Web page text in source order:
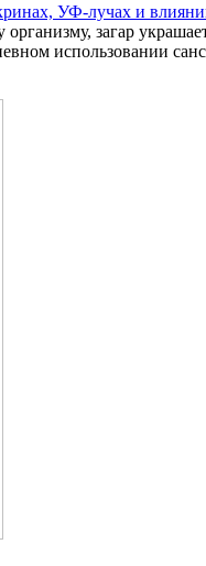
УФ-лучах и
организму, загар
использовании